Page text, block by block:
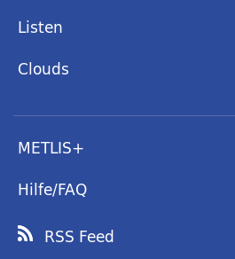
Listen
Clouds
METLIS+
Hilfe/FAQ
RSS Feed